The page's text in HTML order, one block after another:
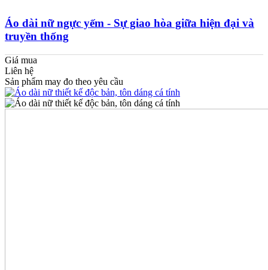
Áo dài nữ ngực yếm - Sự giao hòa giữa hiện đại và
truyền thống
Giá mua
Liên hệ
Sản phẩm may đo theo yêu cầu